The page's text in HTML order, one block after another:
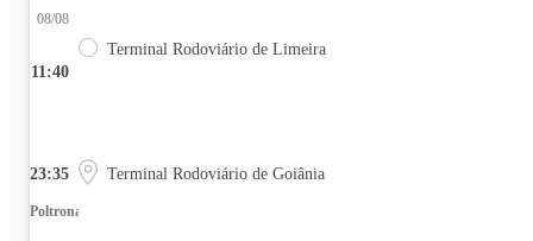
11:40
08/08
Terminal Rodoviário de Limeira
23:35 Terminal Rodoviário de Goiânia
Poltrona